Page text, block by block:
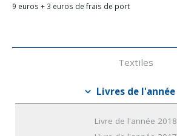
9 euros + 3 euros de frais de port
Navigation
Textiles
Livres de l'année
Livre de l'année 2018